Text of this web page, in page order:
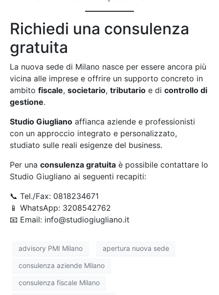
Richiedi una consulenza
gratuita
La nuova sede di Milano nasce per essere ancora più
vicina alle imprese e offrire un supporto concreto in
ambito fiscale, societario, tributario e di controllo di
gestione.
Studio Giugliano affianca aziende e professionisti
con un approccio integrato e personalizzato,
studiato sulle reali esigenze del business.
Per una consulenza gratuita è possibile contattare lo
Studio Giugliano ai seguenti recapiti:
📞 Tel./Fax: 0818234671
📱 WhatsApp: 3208542762
📧 Email: info@studiogiugliano.it
advisory PMI Milano apertura nuova sede
consulenza aziende Milano
consulenza fiscale Milano